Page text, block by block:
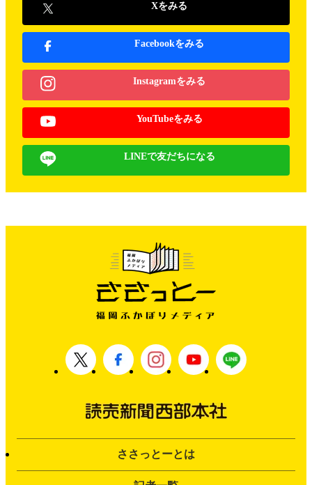
Xをみる
Facebookをみる
Instagramをみる
YouTubeをみる
LINEで友だちになる
ささっとーとは